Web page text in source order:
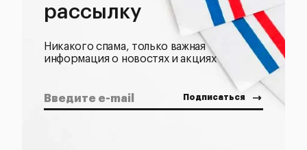
рассылку
Никакого спама, только важная
информация о новостях и акциях